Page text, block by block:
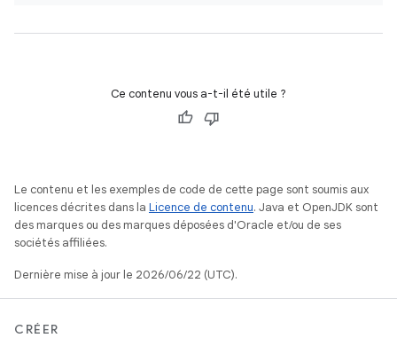
Ce contenu vous a-t-il été utile ?
Le contenu et les exemples de code de cette page sont soumis aux
licences décrites dans la Licence de contenu. Java et OpenJDK sont
des marques ou des marques déposées d'Oracle et/ou de ses
sociétés affiliées.
Dernière mise à jour le 2026/06/22 (UTC).
CRÉER